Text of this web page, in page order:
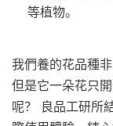
等植物。
我們養的花品種
但是它一朵花只
呢？ 良品工研所